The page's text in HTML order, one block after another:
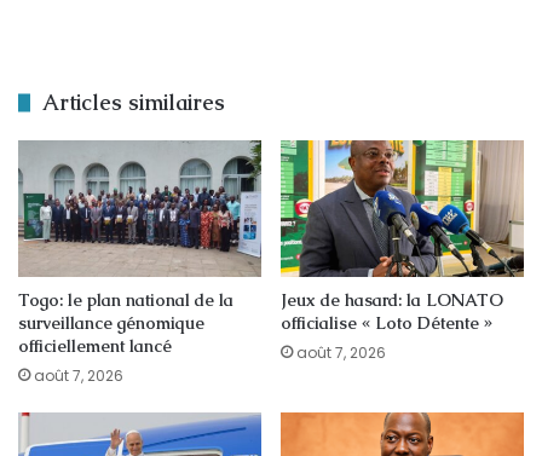
Articles similaires
Togo: le plan national de la
surveillance génomique
officiellement lancé
août 7, 2026
Jeux de hasard: la LONATO
officialise « Loto Détente »
août 7, 2026